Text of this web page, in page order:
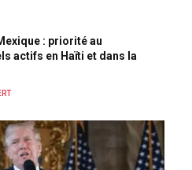
: priorité au
actifs en Haïti et dans la